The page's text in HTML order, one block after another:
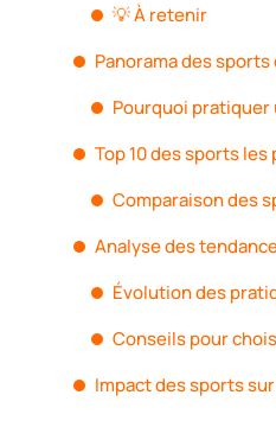
💡 À retenir
Panorama des sports
Pourquoi pratiquer
Top 10 des sports
Comparaison des
Analyse des
Évolution des
Conseils pour
Impact des sports